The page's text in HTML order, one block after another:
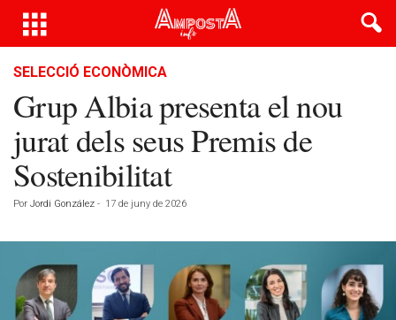
SELECCIÓ ECONÒMICA
Grup Albia presenta el nou
jurat dels seus Premis de
Sostenibilitat
Por Jordi González - 17 de juny de 2026